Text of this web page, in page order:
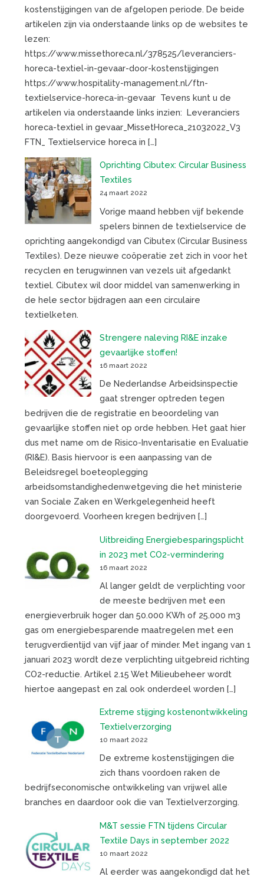
kostenstijgingen van de afgelopen periode. De beide
artikelen zijn via onderstaande links op de websites te
lezen:
https://www.missethoreca.nl/378525/leveranciers-
horeca-textiel-in-gevaar-door-kostenstijgingen
https://www.hospitality-management.nl/ftn-
textielservice-horeca-in-gevaar Tevens kunt u de
artikelen via onderstaande links inzien: Leveranciers
horeca-textiel in gevaar_MissetHoreca_21032022_V3
FTN_ Textielservice horeca in […]
Oprichting Cibutex: Circular Business
Textiles
24 maart 2022
Vorige maand hebben vijf bekende
spelers binnen de textielservice de
oprichting aangekondigd van Cibutex (Circular Business
Textiles). Deze nieuwe coöperatie zet zich in voor het
recyclen en terugwinnen van vezels uit afgedankt
textiel. Cibutex wil door middel van samenwerking in
de hele sector bijdragen aan een circulaire
textielketen.
Strengere naleving RI&E inzake
gevaarlijke stoffen!
16 maart 2022
De Nederlandse Arbeidsinspectie
gaat strenger optreden tegen
bedrijven die de registratie en beoordeling van
gevaarlijke stoffen niet op orde hebben. Het gaat hier
dus met name om de Risico-Inventarisatie en Evaluatie
(RI&E). Basis hiervoor is een aanpassing van de
Beleidsregel boeteoplegging
arbeidsomstandighedenwetgeving die het ministerie
van Sociale Zaken en Werkgelegenheid heeft
doorgevoerd. Voorheen kregen bedrijven […]
Uitbreiding Energiebesparingsplicht
in 2023 met CO2-vermindering
16 maart 2022
Al langer geldt de verplichting voor
de meeste bedrijven met een
energieverbruik hoger dan 50.000 KWh of 25.000 m3
gas om energiebesparende maatregelen met een
terugverdientijd van vijf jaar of minder. Met ingang van 1
januari 2023 wordt deze verplichting uitgebreid richting
CO2-reductie. Artikel 2.15 Wet Milieubeheer wordt
hiertoe aangepast en zal ook onderdeel worden […]
Extreme stijging kostenontwikkeling
Textielverzorging
10 maart 2022
De extreme kostenstijgingen die
zich thans voordoen raken de
bedrijfseconomische ontwikkeling van vrijwel alle
branches en daardoor ook die van Textielverzorging.
M&T sessie FTN tijdens Circular
Textile Days in september 2022
10 maart 2022
Al eerder was aangekondigd dat het